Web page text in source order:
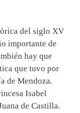
del siglo XV
importante de
hay que
que tuvo por
de Mendoza.
Isabel
de Castilla.